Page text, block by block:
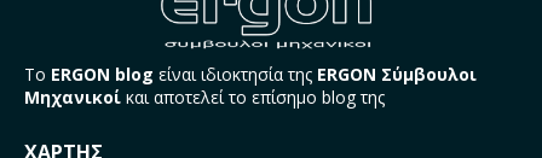
Το ERGON blog είναι ιδιοκτησία της ERGON Σύμβουλοι
Μηχανικοί και αποτελεί το επίσημο blog της
ΧΑΡΤΗΣ